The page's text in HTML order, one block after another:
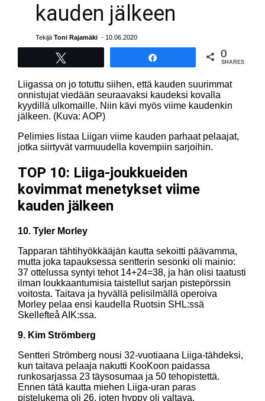
kauden jälkeen
Tekijä Toni Rajamäki - 10.06.2020
0
SHARES
Liigassa on jo totuttu siihen, että kauden suurimmat
onnistujat viedään seuraavaksi kaudeksi kovalla
kyydillä ulkomaille. Niin kävi myös viime kaudenkin
jälkeen. (Kuva: AOP)
Pelimies listaa Liigan viime kauden parhaat pelaajat,
jotka siirtyvät varmuudella kovempiin sarjoihin.
TOP 10: Liiga-joukkueiden
kovimmat menetykset viime
kauden jälkeen
10. Tyler Morley
Tapparan tähtihyökkääjän kautta sekoitti päävamma,
mutta joka tapauksessa sentterin sesonki oli mainio:
37 ottelussa syntyi tehot 14+24=38, ja hän olisi taatusti
ilman loukkaantumisia taistellut sarjan pistepörssin
voitosta. Taitava ja hyvällä pelisilmällä operoiva
Morley pelaa ensi kaudella Ruotsin SHL:ssä
Skellefteå AIK:ssa.
9. Kim Strömberg
Sentteri Strömberg nousi 32-vuotiaana Liiga-tähdeksi,
kun taitava pelaaja nakutti KooKoon paidassa
runkosarjassa 23 täysosumaa ja 50 tehopistettä.
Ennen tätä kautta miehen Liiga-uran paras
pistelukema oli 26, joten hyppy oli valtava.